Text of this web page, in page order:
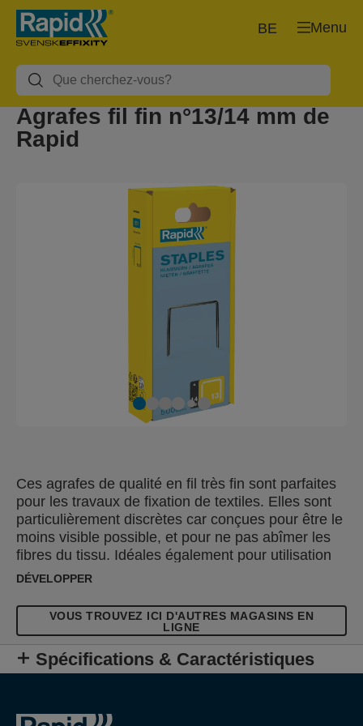
Menu
BE
Agrafes fil fin n°13/14 mm de
Rapid
Ces agrafes de qualité en fil très fin sont parfaites
pour les travaux de fixation de textiles. Elles sont
particulièrement discrètes car conçues pour être le
moins visible possible, et pour ne pas abîmer les
fibres du tissu. Idéales également pour utilisation
sur papiers et étiquettes. Fabriquées avec du fil
des agrafes sont affûtées pour une bonne
pénétration dans les matériaux.
DÉVELOPPER
VOUS TROUVEZ ICI D'AUTRES MAGASINS EN
LIGNE
Spécifications & Caractéristiques